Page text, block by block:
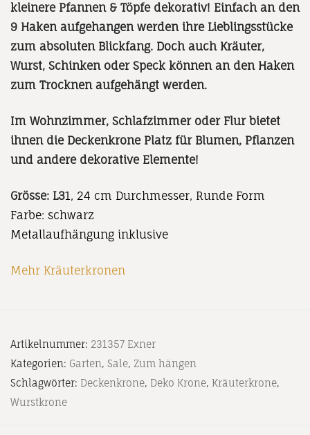
kleinere Pfannen & Töpfe dekorativ! Einfach an den
9 Haken aufgehangen werden ihre Lieblingsstücke
zum absoluten Blickfang. Doch auch Kräuter,
Wurst, Schinken oder Speck können an den Haken
zum Trocknen aufgehängt werden.
Im Wohnzimmer, Schlafzimmer oder Flur bietet
ihnen die Deckenkrone Platz für Blumen, Pflanzen
und andere dekorative Elemente!
Grösse: L31, 24 cm Durchmesser, Runde Form
Farbe: schwarz
Metallaufhängung inklusive
Mehr Kräuterkronen
Artikelnummer: 231357 Exner
Kategorien: Garten, Sale, Zum hängen
Schlagwörter: Deckenkrone, Deko Krone, Kräuterkrone,
Wurstkrone